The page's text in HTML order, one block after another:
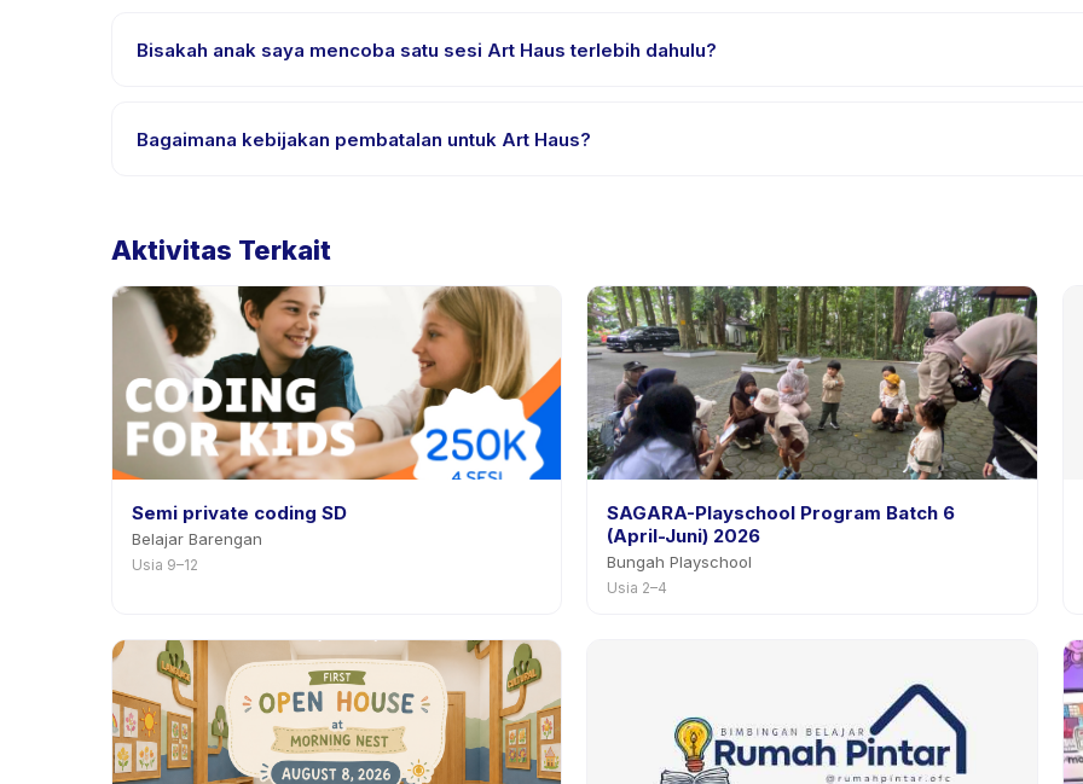
didukung.
Bisakah anak saya mencoba satu sesi Art Haus terlebih dahulu?
Bagaimana kebijakan pembatalan untuk Art Haus?
Aktivitas Terkait
Semi private coding SD
Belajar Barengan
Usia 9–12
SAGARA-Playschool Program Batch 6
(April-Juni) 2026
Bungah Playschool
Usia 2–4